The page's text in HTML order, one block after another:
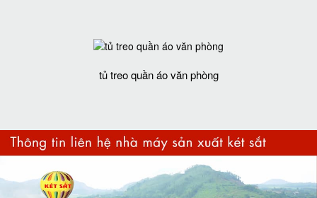
tủ treo quần áo văn phòng